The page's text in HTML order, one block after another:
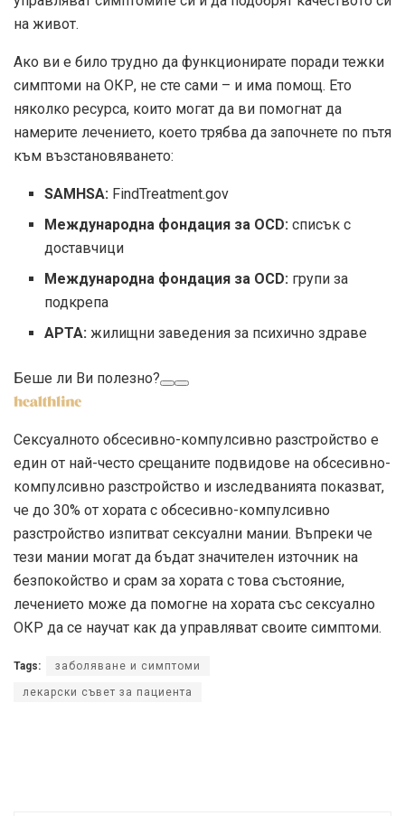
на живот.
Ако ви е било трудно да функционирате поради тежки
симптоми на ОКР, не сте сами – и има помощ. Ето
няколко ресурса, които могат да ви помогнат да
намерите лечението, което трябва да започнете по пътя
към възстановяването:
SAMHSA: FindTreatment.gov
Международна фондация за OCD: списък с
доставчици
Международна фондация за OCD: групи за
подкрепа
АРТА: жилищни заведения за психично здраве
Беше ли Ви полезно?
Сексуалното обсесивно-компулсивно разстройство е
един от най-често срещаните подвидове на обсесивно-
компулсивно разстройство и изследванията показват,
че до 30% от хората с обсесивно-компулсивно
разстройство изпитват сексуални мании. Въпреки че
тези мании могат да бъдат значителен източник на
безпокойство и срам за хората с това състояние,
лечението може да помогне на хората със сексуално
ОКР да се научат как да управляват своите симптоми.
Tags: заболяване и симптоми
лекарски съвет за пациента